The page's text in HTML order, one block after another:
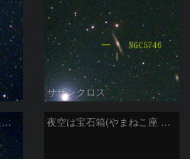
サザンクロス
夜空は宝石箱(アンテナ銀河 NGC4038) Seestar50 夜空は宝石箱(やまねこ座 NGC2683) Seestar50